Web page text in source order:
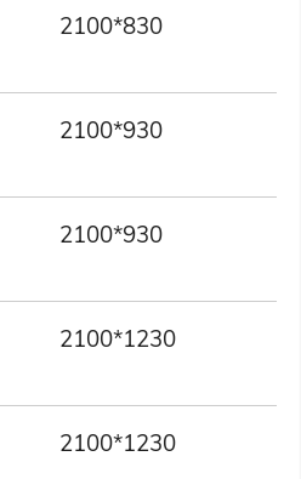
2100*830
2100*930
2100*930
2100*1230
2100*1230